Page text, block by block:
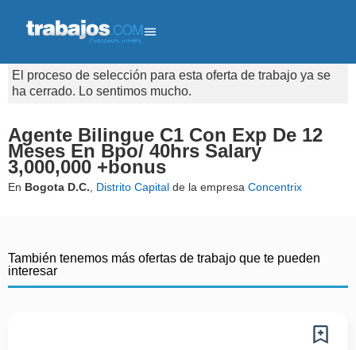
El proceso de selección para esta oferta de trabajo ya se
ha cerrado. Lo sentimos mucho.
Agente Bilingue C1 Con Exp De 12
Meses En Bpo/ 40hrs Salary
3,000,000 +bonus
En Bogota D.C. Distrito Capital de la empresa Concentrix
También tenemos más ofertas de trabajo que te pueden
interesar